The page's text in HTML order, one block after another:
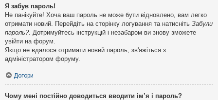
Я забув пароль!
Не панікуйте! Хоча ваш пароль не може бути відновлено, вам легко
отримати новий. Перейдіть на сторінку логування та натисніть Забули
пароль?. Дотримуйтесь інструкцій і незабаром ви знову зможете
увійти на форум.
Якщо не вдалося отримати новий пароль, зв'яжіться з
адміністратором форуму.
Догори
Чому мені постійно доводиться вводити ім’я і пароль?